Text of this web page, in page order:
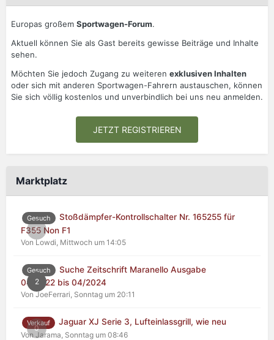
Europas großem Sportwagen-Forum.
Aktuell können Sie als Gast bereits gewisse Beiträge und Inhalte
sehen.
Möchten Sie jedoch Zugang zu weiteren exklusiven Inhalten
oder sich mit anderen Sportwagen-Fahrern austauschen, können
Sie sich völlig kostenlos und unverbindlich bei uns neu anmelden.
JETZT REGISTRIEREN
Marktplatz
0
Gesuch
Stoßdämpfer-Kontrollschalter Nr. 165255 für
F355 Non F1
Von Lowdi, Mittwoch um 14:05
2
Gesuch
Suche Zeitschrift Maranello Ausgabe
04/2022 bis 04/2024
Von JoeFerrari, Sonntag um 20:11
0
Verkauf Jaguar XJ Serie 3, Lufteinlassgrill, wie neu
Von Jarama, Sonntag um 08:46